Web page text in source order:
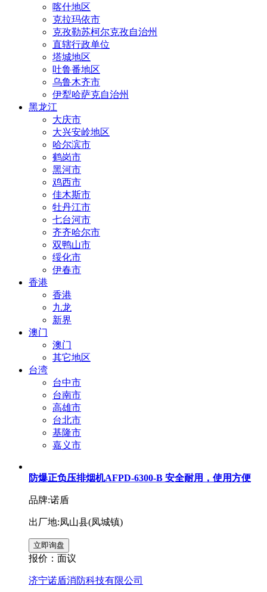
喀什地区
克拉玛依市
克孜勒苏柯尔克孜自治州
直辖行政单位
塔城地区
吐鲁番地区
乌鲁木齐市
伊犁哈萨克自治州
黑龙江
大庆市
大兴安岭地区
哈尔滨市
鹤岗市
黑河市
鸡西市
佳木斯市
牡丹江市
七台河市
齐齐哈尔市
双鸭山市
绥化市
伊春市
香港
香港
九龙
新界
澳门
澳门
其它地区
台湾
台中市
台南市
高雄市
台北市
基隆市
嘉义市
防爆正负压排烟机AFPD-6300-B 安全耐用，使用方便
品牌:诺盾
出厂地:凤山县(凤城镇)
报价： 面议
济宁诺盾消防科技有限公司